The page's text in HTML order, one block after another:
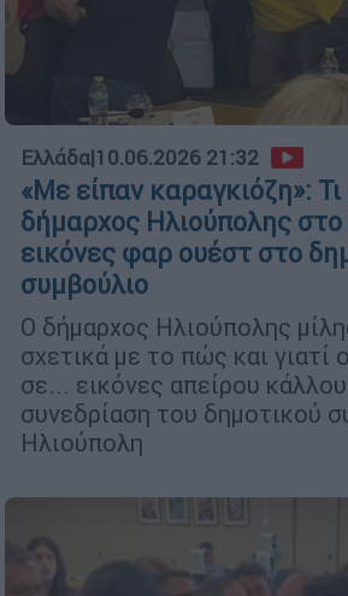
Ελλάδα|10.06.2026 21:32
«Με είπαν καραγκιόζη»: Τι
δήμαρχος Ηλιούπολης στο
εικόνες φαρ ουέστ στο
συμβούλιο
Ο δήμαρχος Ηλιούπολης
σχετικά με το πώς και γιατί
σε... εικόνες απείρου
συνεδρίαση του δημοτικού
Ηλιούπολη